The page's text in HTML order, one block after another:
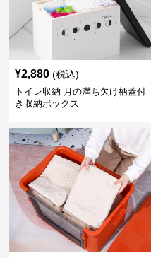
¥2,880 (税込)
トイレ収納 月の満ち欠け柄蓋付
き収納ボックス